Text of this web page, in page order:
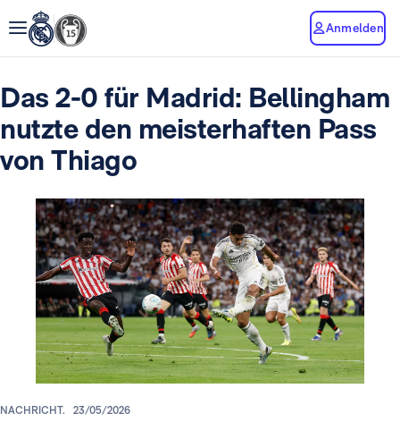
Anmelden
Das 2-0 für Madrid: Bellingham
nutzte den meisterhaften Pass
von Thiago
NACHRICHT. 23/05/2026